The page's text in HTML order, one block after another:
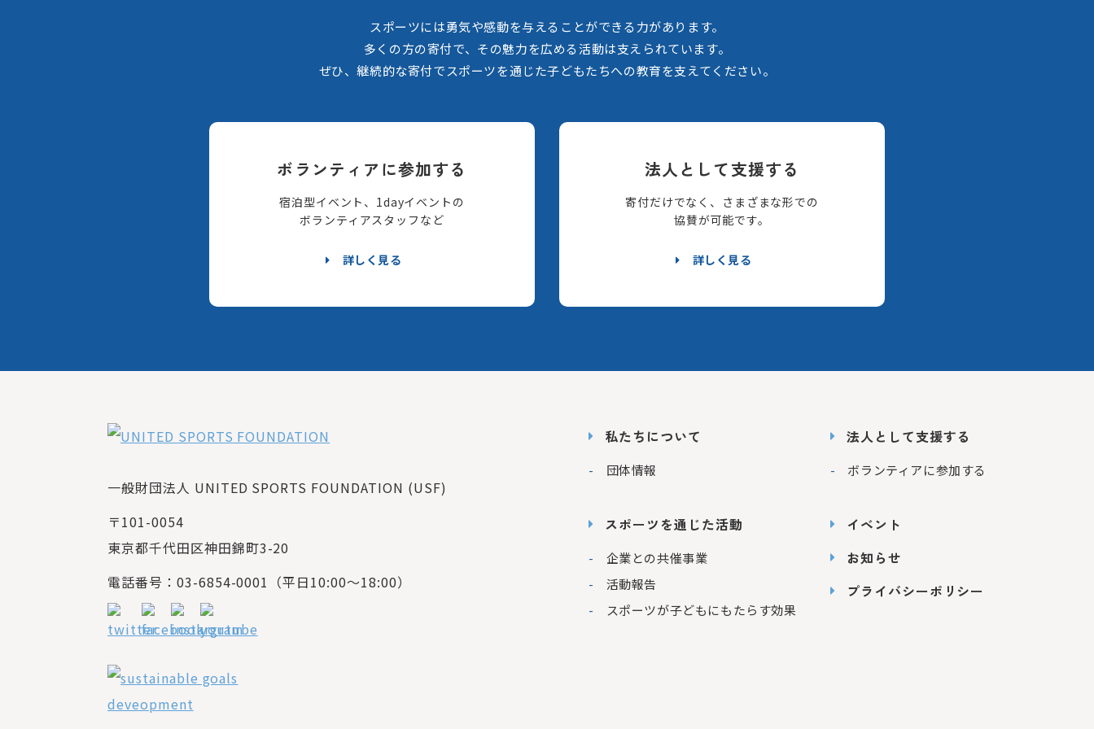
スポーツには勇気や感動を与えることができる力があります。
多くの方の寄付で、その魅力を広める活動は支えられています。
ぜひ、継続的な寄付でスポーツを通じた子どもたちへの教育を支えてください。
ボランティアに参加する
宿泊型イベント、1dayイベントの
ボランティアスタッフなど
詳しく見る
法人として支援する
寄付だけでなく、さまざまな形での
協賛が可能です。
詳しく見る
一般財団法人 UNITED SPORTS FOUNDATION (USF)
〒101-0054
東京都千代田区神田錦町3-20
電話番号：03-6854-0001（平日10:00～18:00）
私たちについて
団体情報
スポーツを通じた活動
企業との共催事業
活動報告
スポーツが子どもにもたらす効果
法人として支援する
ボランティアに参加する
イベント
お知らせ
プライバシーポリシー